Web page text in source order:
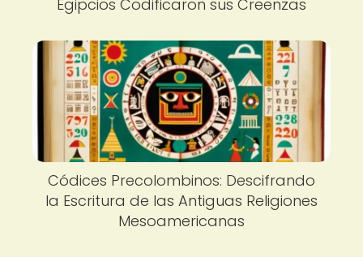
Egipcios Codificaron sus Creenzas
Códices Precolombinos: Descifrando
la Escritura de las Antiguas Religiones
Mesoamericanas